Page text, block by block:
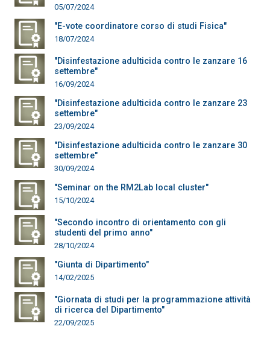
05/07/2024
"E-vote coordinatore corso di studi Fisica"
18/07/2024
"Disinfestazione adulticida contro le zanzare 16
settembre"
16/09/2024
"Disinfestazione adulticida contro le zanzare 23
settembre"
23/09/2024
"Disinfestazione adulticida contro le zanzare 30
settembre"
30/09/2024
"Seminar on the RM2Lab local cluster"
15/10/2024
"Secondo incontro di orientamento con gli
studenti del primo anno"
28/10/2024
"Giunta di Dipartimento"
14/02/2025
"Giornata di studi per la programmazione attività
di ricerca del Dipartimento"
22/09/2025